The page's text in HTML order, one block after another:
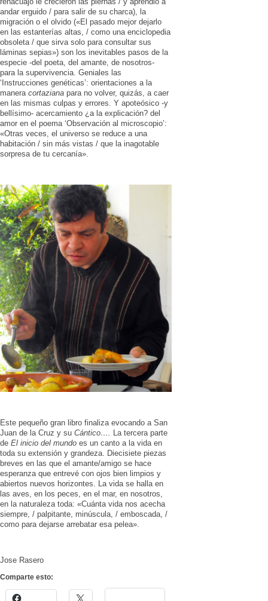
andar erguido / para salir de su charca), la
migración o el olvido («El pasado mejor dejarlo
en las estanterías altas, / como una enciclopedia
obsoleta / que sirva solo para consultar sus
láminas sepias») son los inevitables pasos de la
especie -del poeta, del amante, de nosotros-
para la supervivencia. Geniales las
‘Instrucciones genéticas’: orientaciones a la
manera cortaziana para no volver, quizás, a caer
en las mismas culpas y errores. Y apoteósico -y
bellísimo- acercamiento ¿a la explicación? del
amor en el poema ‘Observación al microscopio’:
«Otras veces, el universo se reduce a una
habitación / sin más vistas / que la inagotable
sorpresa de tu cercanía».
Este pequeño gran libro finaliza evocando a San
Juan de la Cruz y su Cántico…. La tercera parte
de El inicio del mundo es un canto a la vida en
toda su extensión y grandeza. Diecisiete piezas
breves en las que el amante/amigo se hace
esperanza que entrevé con ojos bien limpios y
abiertos nuevos horizontes. La vida se halla en
las aves, en los peces, en el mar, en nosotros,
en la naturaleza toda: «Cuánta vida nos acecha
siempre, / palpitante, minúscula, / emboscada, /
como para dejarse arrebatar esa pelea».
Jose Rasero
Comparte esto: